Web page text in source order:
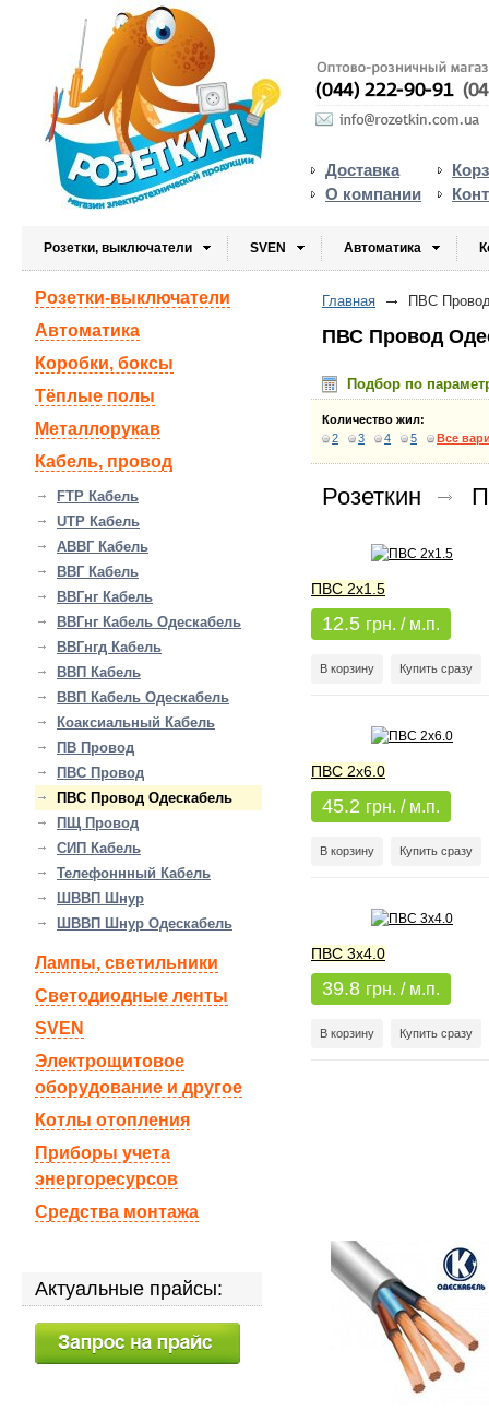
Доставка
О компании
Розетки, выключатели SVEN Автоматика
Главная ПВС
ПВС Провод
Подбор по
Количество жил:
2
3 4 5 Все
Розеткин
ПВС 2х1.5
12.5 грн. / м.п.
В корзину Купить сразу
ПВС 2х6.0
45.2 грн. / м.п.
В корзину Купить сразу
ПВС 3х4.0
39.8 грн. / м.п.
В корзину Купить сразу
Розетки-выключатели
Автоматика
Коробки, боксы
Тёплые полы
Металлорукав
Кабель, провод
FTP Кабель
UTP Кабель
АВВГ Кабель
ВВГ Кабель
ВВГнг Кабель
ВВГнг Кабель Одескабель
ВВГнгд Кабель
ВВП Кабель
ВВП Кабель Одескабель
Коаксиальный Кабель
ПВ Провод
ПВС Провод
ПВС Провод Одескабель
ПЩ Провод
СИП Кабель
Телефоннный Кабель
ШВВП Шнур
ШВВП Шнур Одескабель
Лампы, светильники
Светодиодные ленты
SVEN
Электрощитовое
оборудование и другое
Котлы отопления
Приборы учета
энергоресурсов
Средства монтажа
Актуальные прайсы: